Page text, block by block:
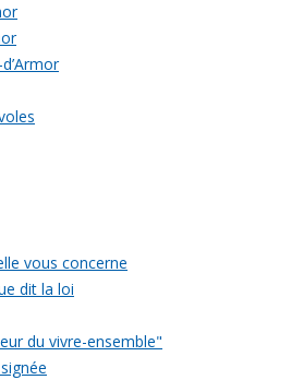
vous concerne
dit la loi
du vivre-ensemble"